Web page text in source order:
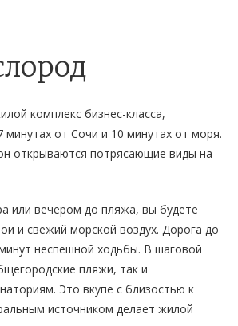
комплекс бизнес-класса,
от Сочи и 10 минутах от моря.
открываются потрясающие виды на
или вечером до пляжа, вы будете
и свежий морской воздух. Дорога до
неспешной ходьбы. В шаговой
пляжи, так и
Это вкупе с близостью к
источником делает жилой